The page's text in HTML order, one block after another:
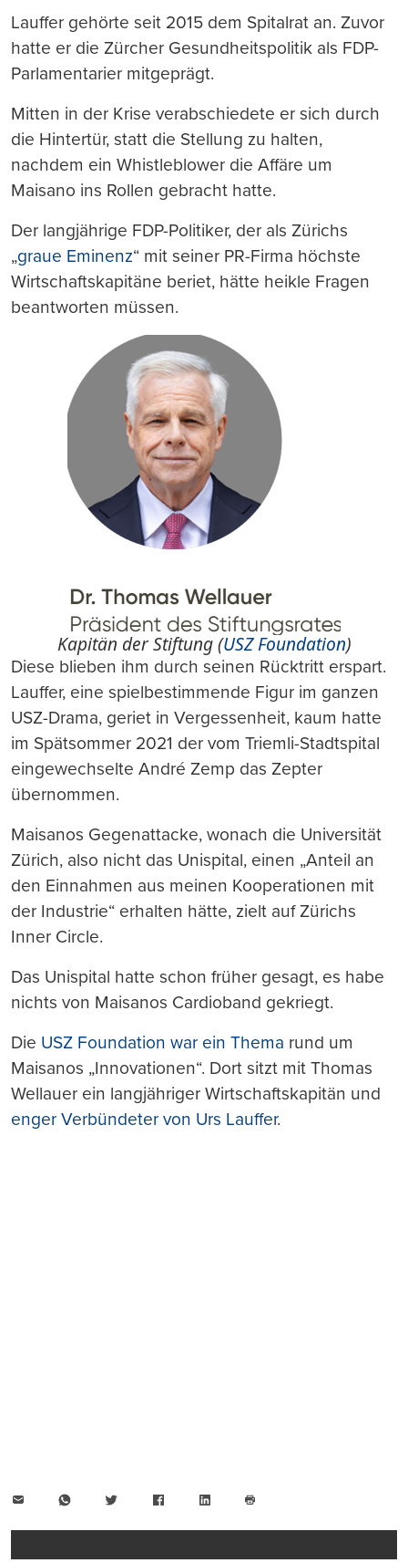
Lauffer gehörte seit 2015 dem Spitalrat an. Zuvor
hatte er die Zürcher Gesundheitspolitik als FDP-
Parlamentarier mitgeprägt.
Mitten in der Krise verabschiedete er sich durch
die Hintertür, statt die Stellung zu halten,
nachdem ein Whistleblower die Affäre um
Maisano ins Rollen gebracht hatte.
Der langjährige FDP-Politiker, der als Zürichs
„graue Eminenz“ mit seiner PR-Firma höchste
Wirtschaftskapitäne beriet, hätte heikle Fragen
beantworten müssen.
Kapitän der Stiftung (USZ Foundation)
Diese blieben ihm durch seinen Rücktritt erspart.
Lauffer, eine spielbestimmende Figur im ganzen
USZ-Drama, geriet in Vergessenheit, kaum hatte
im Spätsommer 2021 der vom Triemli-Stadtspital
eingewechselte André Zemp das Zepter
übernommen.
Maisanos Gegenattacke, wonach die Universität
Zürich, also nicht das Unispital, einen „Anteil an
den Einnahmen aus meinen Kooperationen mit
der Industrie“ erhalten hätte, zielt auf Zürichs
Inner Circle.
Das Unispital hatte schon früher gesagt, es habe
nichts von Maisanos Cardioband gekriegt.
Die USZ Foundation war ein Thema rund um
Maisanos „Innovationen“. Dort sitzt mit Thomas
Wellauer ein langjähriger Wirtschaftskapitän und
enger Verbündeter von Urs Lauffer.
WhatsAppTwitter FacebookLinkedIn
drucken